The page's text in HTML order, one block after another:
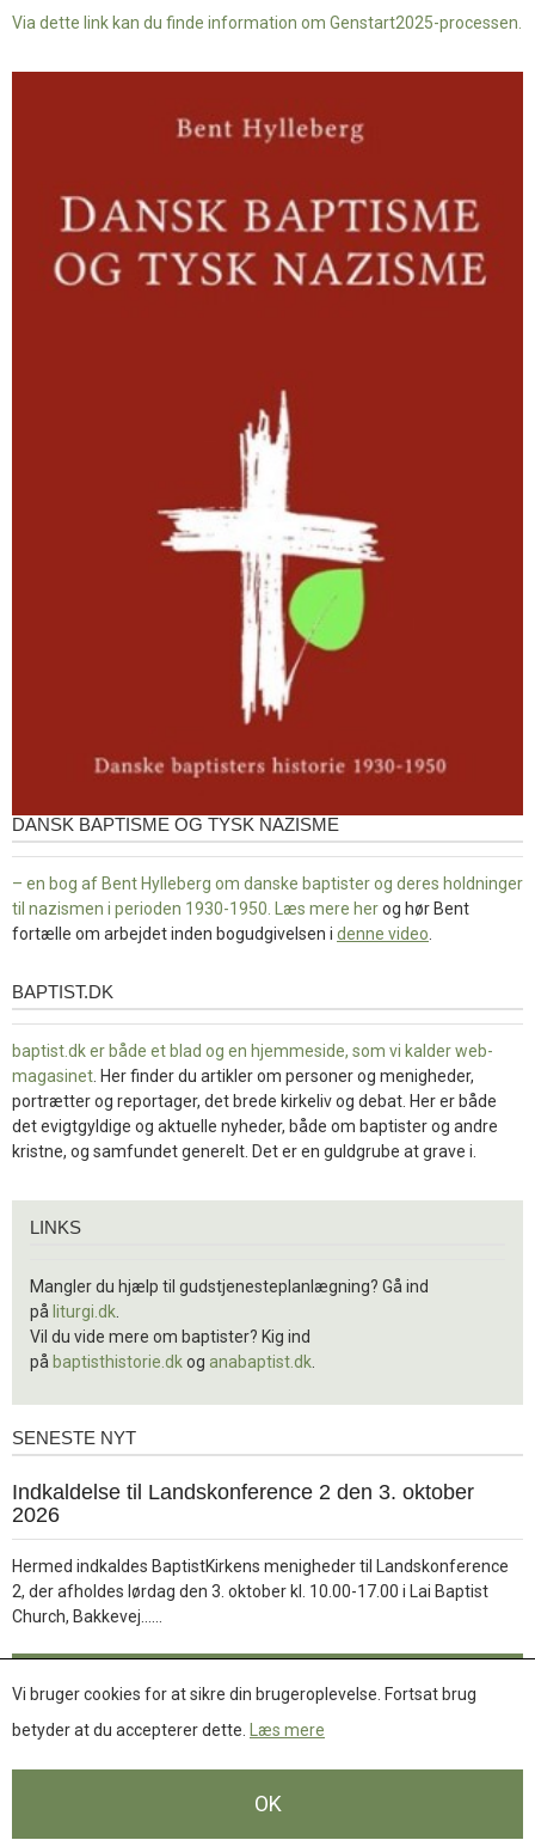
Via dette link kan du finde information om Genstart2025-processen.
DANSK BAPTISME OG TYSK NAZISME
– en bog af Bent Hylleberg om danske baptister og deres holdninger
til nazismen i perioden 1930-1950. Læs mere herog hør Bent
fortælle om arbejdet inden bogudgivelsen i denne video
baptist.dk
BAPTIST.DK
baptist.dk er både et blad og en hjemmeside, som vi kalder web-
magasinet . Her finder du artikler om personer og menigheder,
portrætter og reportager, det brede kirkeliv og debat. Her er både
det evigtgyldige og aktuelle nyheder, både om baptister og andre
kristne, og samfundet generelt. Det er en guldgrube at grave i.
LINKS
Mangler du hjælp til gudstjenesteplanlægning? Gå ind
på liturgi.dk
Vil du vide mere om baptister? Kig ind
på baptisthistorie.dkog anabaptist.dk
Seneste
SENESTE NYT
1.
jul.
Indkaldelse til Landskonference 2 den 3. oktober
2026
Hermed indkaldes BaptistKirkens menigheder til Landskonference
2, der afholdes lørdag den 3. oktober kl. 10.00-17.00 i Lai Baptist
Church, Bakkevej……
Læs mere
Vi bruger cookies for at sikre din brugeroplevelse. Fortsat brug
betyder at du accepterer dette.
Læs mere
OK